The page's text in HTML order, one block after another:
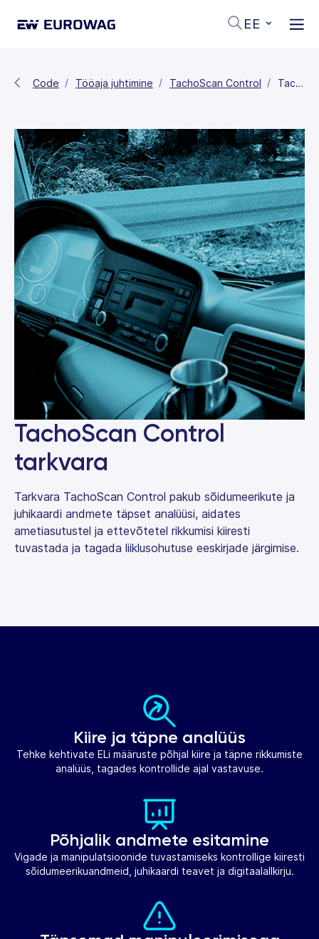
EE
Code Tööaja juhtimine TachoScan Control TachoScan Control tarkvara
TachoScan Control
tarkvara
Tarkvara TachoScan Control pakub sõidumeerikute ja
juhikaardi andmete täpset analüüsi, aidates
ametiasutustel ja ettevõtetel rikkumisi kiiresti
tuvastada ja tagada liiklusohutuse eeskirjade järgimise.
Kiire ja täpne analüüs
Tehke kehtivate ELi määruste põhjal kiire ja täpne rikkumiste
analüüs, tagades kontrollide ajal vastavuse.
Põhjalik andmete esitamine
Vigade ja manipulatsioonide tuvastamiseks kontrollige kiiresti
sõidumeerikuandmeid, juhikaardi teavet ja digitaalallkirju.